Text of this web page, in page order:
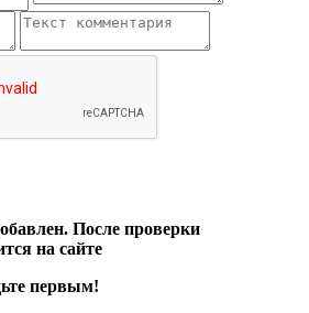
После проверки
на сайте
первым!